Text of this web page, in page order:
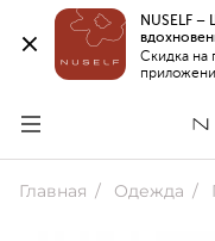
NUSELF –
Скидка на
Главная Одежда